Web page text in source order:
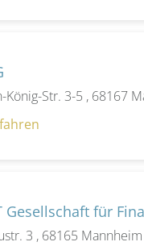
König-Str. 3-5 , 68167
Gesellschaft für
3 , 68165 Mannheim